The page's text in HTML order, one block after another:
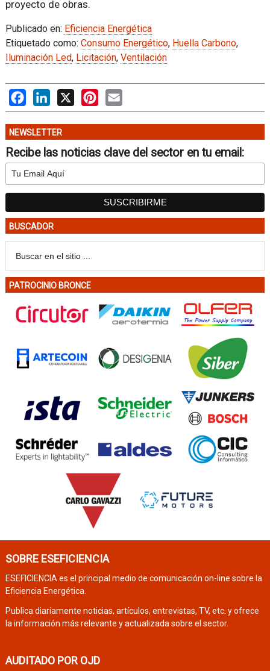
proyecto de obras.
Publicado en: Eficiencia Energética
Etiquetado como: Consumo Energético, Huella Carbono,
Iluminación Led, Licitación, Ventilación
FacebookLinkedIn
X PinterestEmail
NEWSLETTER
Recibe las noticias clave del sector en tu email:
BUSCADOR
PATROCINIO BRONCE
SOBRE ESEFICIENCIA
ESEFICIENCIA es el principal medio de comunicación on-line sobre la
Eficiencia Energética.
Publica diariamente noticias, artículos, entrevistas, TV, etc. y ofrece
la información más relevante y actualizada sobre el sector.
AUDITADO POR OJD